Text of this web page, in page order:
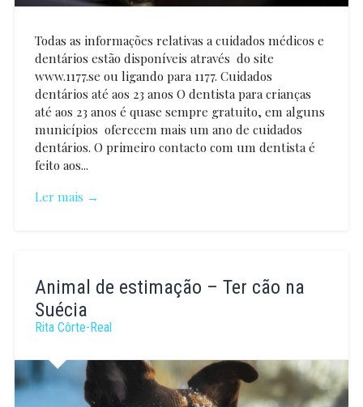
Todas as informações relativas a cuidados médicos e
dentários estão disponíveis através do site
www.1177.se ou ligando para 1177. Cuidados
dentários até aos 23 anos O dentista para crianças
até aos 23 anos é quase sempre gratuito, em alguns
municípios oferecem mais um ano de cuidados
dentários. O primeiro contacto com um dentista é
feito aos...
Ler mais →
Cerqueira
Animal de estimação – Ter cão na
Suécia
Rita Côrte-Real